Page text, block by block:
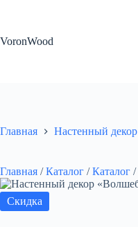
VoronWood
Главная Настенный декор
Главная / Каталог / Каталог /
Скидка